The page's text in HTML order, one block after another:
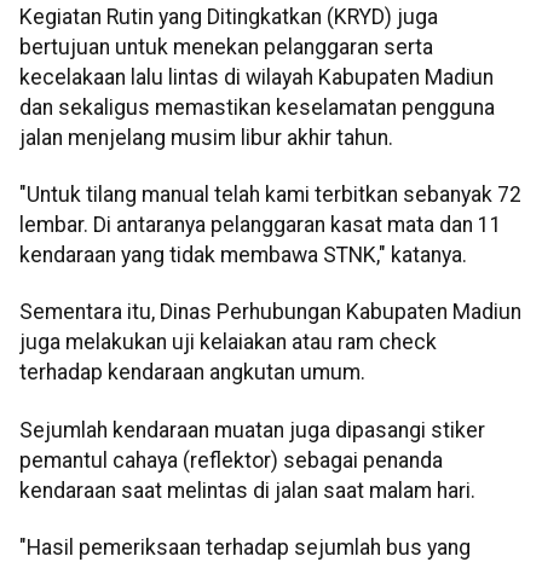
Kegiatan Rutin yang Ditingkatkan (KRYD) juga
bertujuan untuk menekan pelanggaran serta
kecelakaan lalu lintas di wilayah Kabupaten Madiun
dan sekaligus memastikan keselamatan pengguna
jalan menjelang musim libur akhir tahun.
"Untuk tilang manual telah kami terbitkan sebanyak 72
lembar. Di antaranya pelanggaran kasat mata dan 11
kendaraan yang tidak membawa STNK," katanya.
Sementara itu, Dinas Perhubungan Kabupaten Madiun
juga melakukan uji kelaiakan atau ram check
terhadap kendaraan angkutan umum.
Sejumlah kendaraan muatan juga dipasangi stiker
pemantul cahaya (reflektor) sebagai penanda
kendaraan saat melintas di jalan saat malam hari.
"Hasil pemeriksaan terhadap sejumlah bus yang